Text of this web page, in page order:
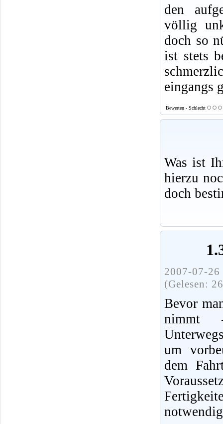
den
völlig
doch so
ist stets
eingangs
Bewerten - Schlecht
Was ist
hierzu
doch
2007-07-
(Gelesen:
Bevor
um
dem